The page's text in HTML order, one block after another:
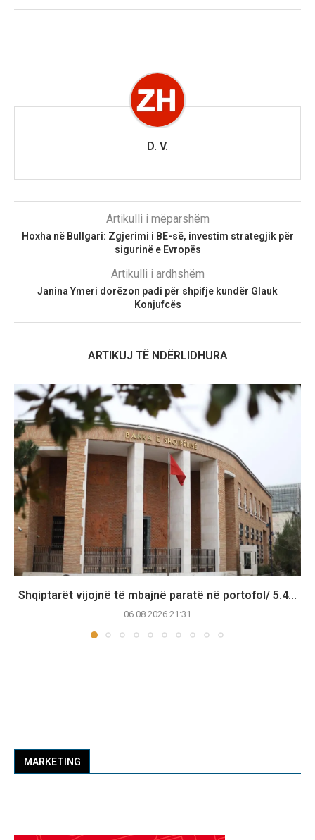
D. V.
Artikulli i mëparshëm
Hoxha në Bullgari: Zgjerimi i BE-së, investim strategjik për
sigurinë e Evropës
Artikulli i ardhshëm
Janina Ymeri dorëzon padi për shpifje kundër Glauk
Konjufcës
ARTIKUJ TË NDËRLIDHURA
Shqiptarët vijojnë të mbajnë paratë në portofol/ 5.4...
06.08.2026 21:31
MARKETING